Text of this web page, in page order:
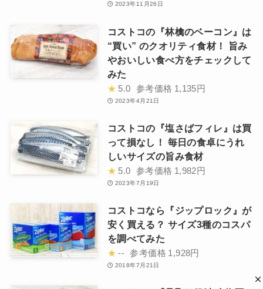
2023年11月26日
コストコの『林檎のベーコン』は
“買い” のクオリティ食材！ 旨み
やおいしい食べ方をチェックして
みた
★ 5.0 参考価格 1,135円
2023年4月21日
コストコの『塩さばフィレ』は買
って損なし！ 毎日の食卓にうれ
しいサイズの旨み食材
★ 5.0 参考価格 1,982円
2023年7月19日
コストコなら『ジップロック』が
安く買える？ サイズ3種のコスパ
を調べてみた
★ -- 参考価格 1,928円
2018年7月21日